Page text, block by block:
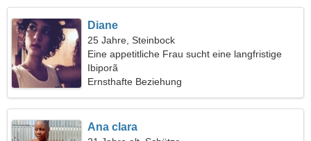
Diane
25 Jahre, Steinbock
Eine appetitliche Frau sucht eine langfristige
Beziehung
Ibiporã
Ernsthafte Beziehung
Ana clara